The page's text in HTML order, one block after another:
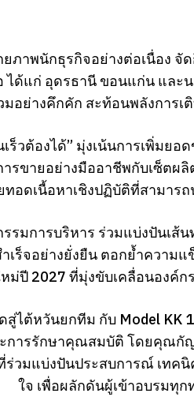
ภาพนักธุรกิจอย่างต่อเนื่อง จั
ได้แก่ อุดรธานี ขอนแก่น และ
อย่างคึกคัก สะท้อนพลังการเ
ร็วต้องได้” มุ่งเน้นการเพิ่มย
ารขายอย่างมืออาชีพกับเซ็ต
ดเนื้อหาเชิงปฏิบัติที่สามาร
มการบริหาร ร่วมแบ่งปันเส้
ร็จอย่างยั่งยืน ตอกย้ำความ
ปี 2027 ที่มุ่งขับเคลื่อนองค์ก
สู่ไต้หวันยกทีม กับ Model KK
การรักษาคุณสมบัติ โดยคุณ
วมแบ่งปันประสบการณ์ เทค
ใจ เพื่อผลักดันผู้เข้าอบรมทุ